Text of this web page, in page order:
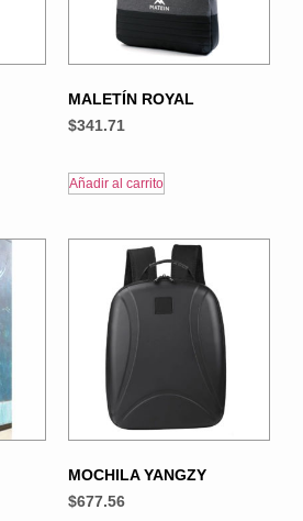
MALETÍN ROYAL
$341.71
Añadir al carrito
MOCHILA YANGZY
$677.56